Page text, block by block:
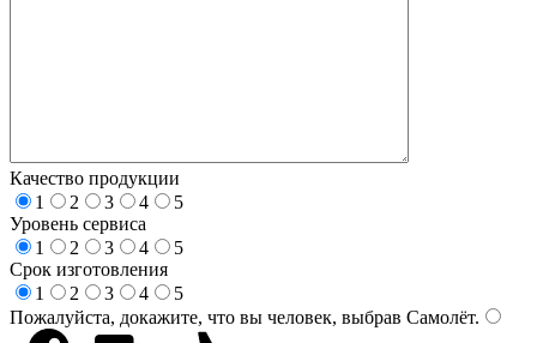
Качество продукции
1
2 3 4
5
Уровень сервиса
1
2 3 4
5
Срок изготовления
1
2 3 4
5
Пожалуйста, докажите, что вы человек, выбрав Самолёт.